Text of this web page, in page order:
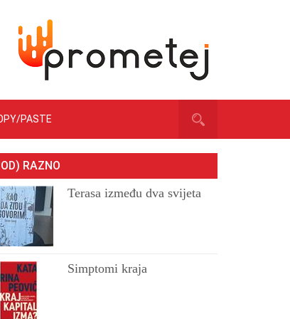
PASTE
RAZNO
Terasa između dva svijeta
Simptomi kraja